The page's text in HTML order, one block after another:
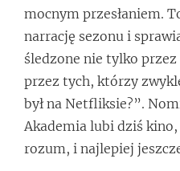
mocnym przesłaniem.
narrację sezonu i
śledzone nie tylko
przez tych, którzy
był na Netfliksie?”.
Akademia lubi dziś
rozum, i najlepiej